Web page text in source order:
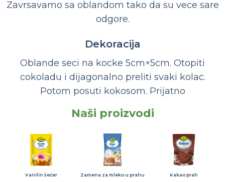
Zavrsavamo sa oblandom tako da su vece sare
odgore.
Dekoracija
Oblande seci na kocke 5cm×5cm. Otopiti
cokoladu i dijagonalno preliti svaki kolac.
Potom posuti kokosom. Prijatno
Naši proizvodi
Vanilin šećer Zamena za mleko u prahu Kakao prah